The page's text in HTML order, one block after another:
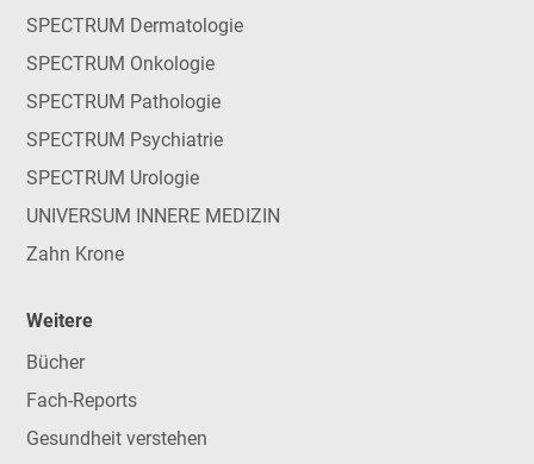
SPECTRUM Dermatologie
SPECTRUM Onkologie
SPECTRUM Pathologie
SPECTRUM Psychiatrie
SPECTRUM Urologie
UNIVERSUM INNERE MEDIZIN
Zahn Krone
Weitere
Bücher
Fach-Reports
Gesundheit verstehen